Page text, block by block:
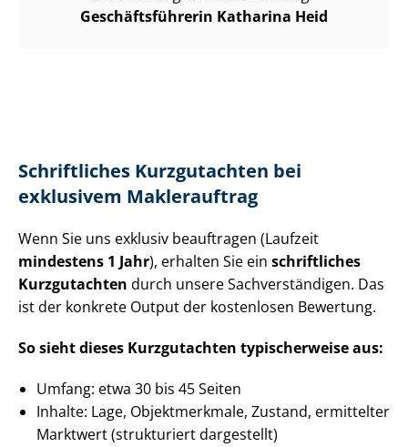
Ge­schäfts­füh­re­rin Katharina Heid
Schriftliches Kurzgutachten bei
exklusivem Maklerauftrag
Wenn Sie uns exklusiv beauftragen (Laufzeit
mindestens 1 Jahr), erhalten Sie ein schriftliches
Kurzgutachten durch unsere Sach­ver­stän­di­gen. Das
ist der konkrete Output der kostenlosen Bewertung.
So sieht dieses Kurzgutachten typischerweise aus:
Umfang: etwa 30 bis 45 Seiten
Inhalte: Lage, Objektmerkmale, Zustand, ermittelter
Marktwert (strukturiert dargestellt)